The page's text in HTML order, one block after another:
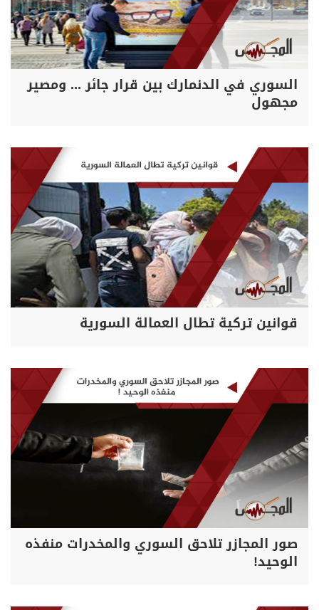
السوري في الدنمارك بين قرار جائر ... ومصير
مجهول
قوانين تركية تطال العمالة السورية
صور المجازر تلاحق السوري والمخدرات منفذه
الوحيد!